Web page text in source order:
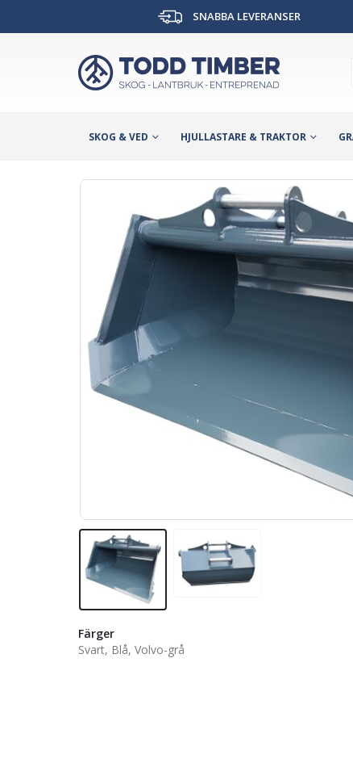
SNABBA LEVERANSER
SKOG & VED HJULLASTARE & TRAKTOR
Färger
Svart, Blå, Volvo-grå